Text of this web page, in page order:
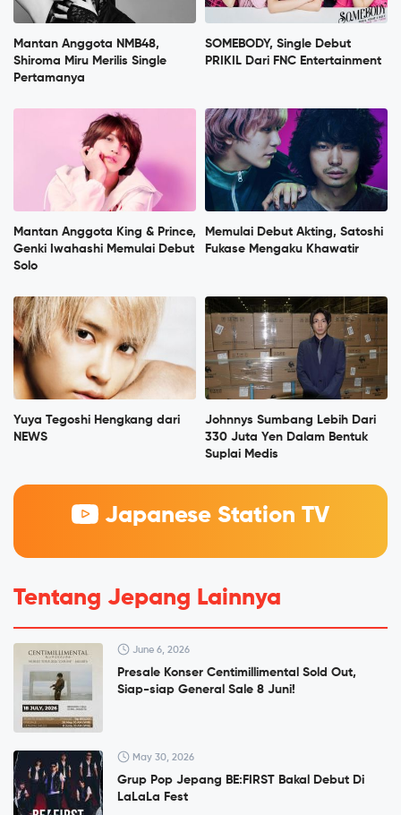
Mantan Anggota NMB48,
Shiroma Miru Merilis Single
Pertamanya
SOMEBODY, Single Debut
PRIKIL Dari FNC Entertainment
Mantan Anggota King & Prince,
Genki Iwahashi Memulai Debut
Solo
Memulai Debut Akting, Satoshi
Fukase Mengaku Khawatir
Yuya Tegoshi Hengkang dari
NEWS
Johnnys Sumbang Lebih Dari
330 Juta Yen Dalam Bentuk
Suplai Medis
Japanese Station TV
Tentang Jepang Lainnya
June 6, 2026
Presale Konser Centimillimental Sold Out,
Siap-siap General Sale 8 Juni!
May 30, 2026
Grup Pop Jepang BE:FIRST Bakal Debut Di
LaLaLa Fest